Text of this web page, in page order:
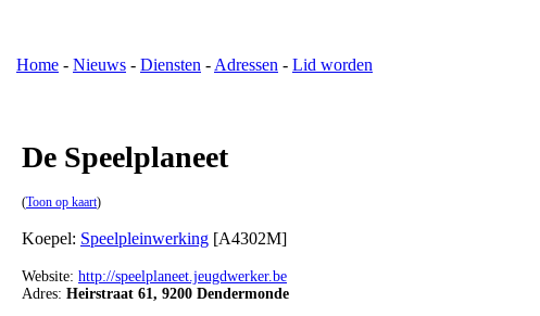
Home - Nieuws - Diensten - Adressen - Lid worden
De Speelplaneet
(Toon op kaart)
Koepel: Speelpleinwerking [A4302M]
Website: http://speelplaneet.jeugdwerker.be
Adres: Heirstraat 61, 9200 Dendermonde